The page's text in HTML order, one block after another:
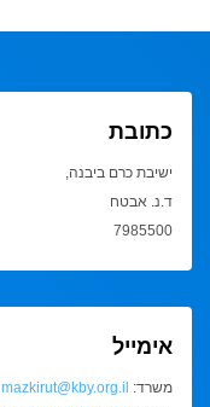
כתובת
ישיבת כרם ביבנה,
ד.נ. אבטח
7985500
אימייל
משרד: mazkirut@kby.org.il